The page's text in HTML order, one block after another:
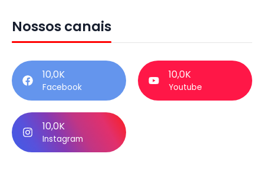
Nossos canais
10,0K
Facebook
10,0K
Youtube
10,0K
Instagram